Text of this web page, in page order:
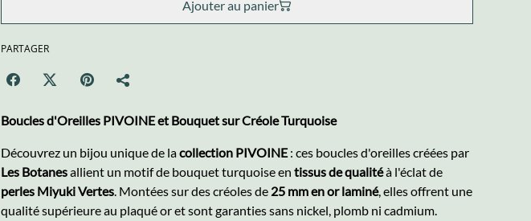
Ajouter au panier
PARTAGER
Boucles d'Oreilles PIVOINE et Bouquet sur Créole Turquoise
Découvrez un bijou unique de lacollection PIVOINE: ces boucles d'oreilles créées par
Les Botanesallient un motif de bouquet turquoise en tissus de qualitéà l'éclat de
perles Miyuki Vertes. Montées sur des créoles de 25 mm en or laminé, elles offrent une
qualité supérieure au plaqué or et sont garanties sans nickel, plomb ni cadmium.